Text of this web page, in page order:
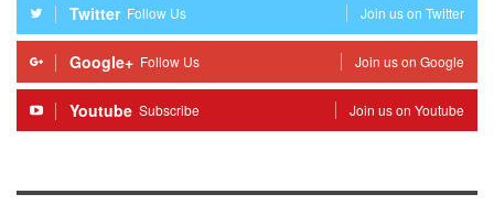
Twitter Follow Us Join us on Twitter
Google+ Follow Us Join us on Google
Youtube Subscribe Join us on Youtube